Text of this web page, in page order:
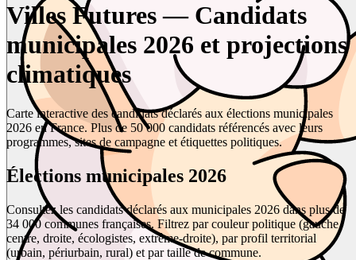
Villes Futures — Candidats
municipales 2026 et projections
climatiques
Carte interactive des candidats déclarés aux élections municipales
2026 en France. Plus de 50 000 candidats référencés avec leurs
programmes, sites de campagne et étiquettes politiques.
Élections municipales 2026
Consultez les candidats déclarés aux municipales 2026 dans plus de
34 000 communes françaises. Filtrez par couleur politique (gauche,
centre, droite, écologistes, extrême-droite), par profil territorial
(urbain, périurbain, rural) et par taille de commune.